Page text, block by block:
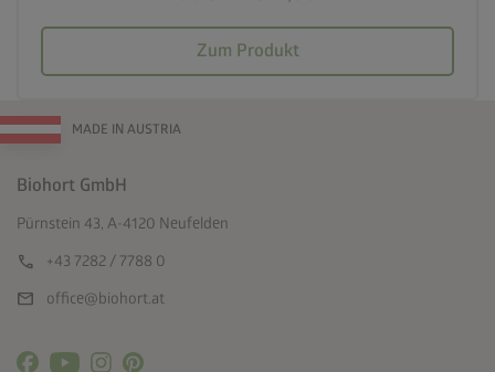
Zum Produkt
MADE IN AUSTRIA
Biohort GmbH
Pürnstein 43, A-4120 Neufelden
call +43 7282 / 7788 0
mail office@biohort.at